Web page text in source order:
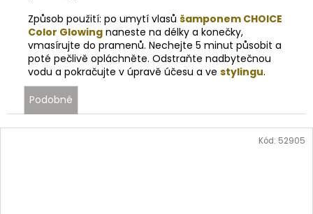
Způsob použití: po umytí vlasů šamponem CHOICE
Color Glowing naneste na délky a konečky,
vmasírujte do pramenů. Nechejte 5 minut působit a
poté pečlivě opláchněte. Odstraňte nadbytečnou
vodu a pokračujte v úpravě účesu a ve stylingu.
Podobné
Kód: 52905